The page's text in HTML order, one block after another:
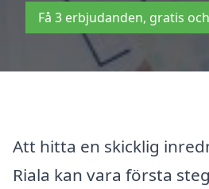
Få 3 erbjudanden, gratis
Att hitta en skicklig
Riala kan vara första